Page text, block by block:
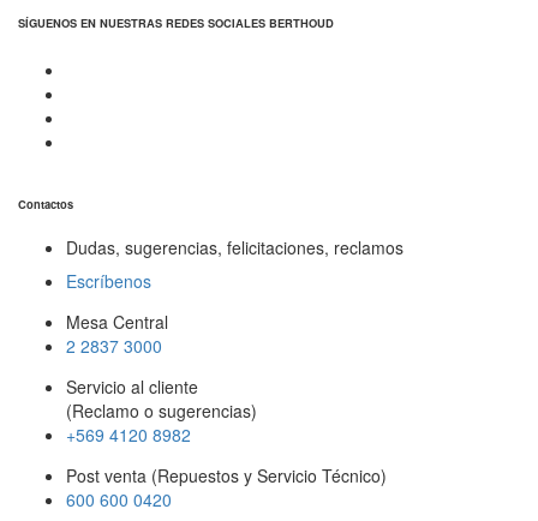
SÍGUENOS EN NUESTRAS REDES SOCIALES BERTHOUD
Contactos
Dudas, sugerencias, felicitaciones, reclamos
Escríbenos
Mesa Central
2 2837 3000
Servicio al cliente
(Reclamo o sugerencias)
+569 4120 8982
Post venta (Repuestos y Servicio Técnico)
600 600 0420